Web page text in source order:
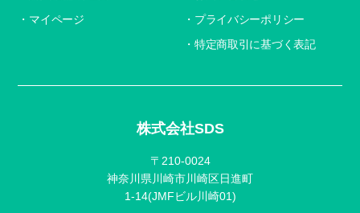
株式会社SDS
〒210-0024
神奈川県川崎市川崎区日進町
1-14(JMFビル川崎01)
マイページ
プライバシーポリシー
特定商取引に基づく表記